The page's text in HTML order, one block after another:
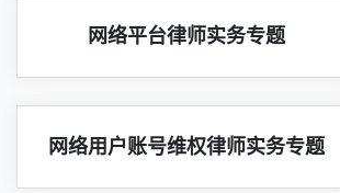
网络平台律师实务专题
网络用户账号维权律师实务专题